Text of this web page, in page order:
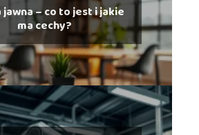
jawna – co to jest i jakie
ma cechy?